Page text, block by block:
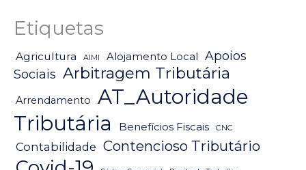
Etiquetas
Agricultura AIMI Alojamento Local
Apoios
Sociais Arbitragem Tributária
Arrendamento
AT_Autoridade
Tributária
Benefícios Fiscais CNC
Contabilidade Contencioso Tributário